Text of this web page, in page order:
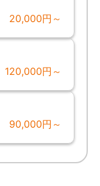
20,000円～
120,000円～
90,000円～